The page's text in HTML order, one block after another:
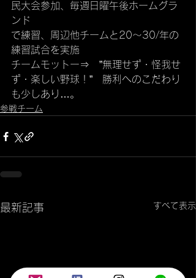
民大会参加、毎週日曜午後ホームグラ
ンド
で練習、周辺他チームと20～30/年の
練習試合を実施
チームモットー⇒　”無理せず・怪我せ
ず・楽しい野球！”　勝利へのこだわり
も少しあり…。
参戦チーム
最新記事 すべて表示